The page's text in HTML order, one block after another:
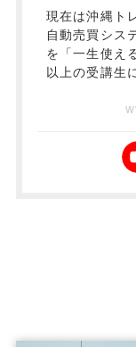
現在は沖縄ト
自動売買シス
を「一生使え
以上の受講生